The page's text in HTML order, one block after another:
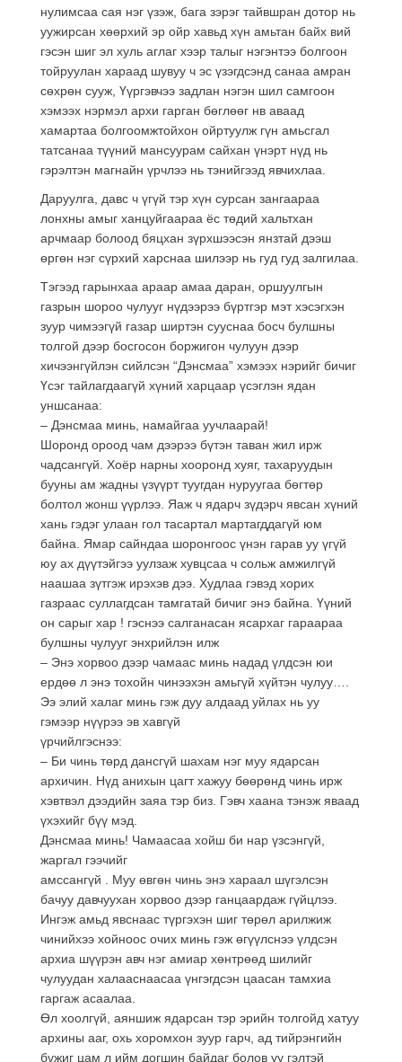
нулимсаа сая нэг үзэж, бага зэрэг тайвшран дотор нь
уужирсан хөөрхий эр ойр хавьд хүн амьтан байх вий
гэсэн шиг эл хуль аглаг хээр талыг нэгэнтээ болгоон
тойруулан хараад шувуу ч эс үзэгдсэнд санаа амран
сөхрөн сууж, Үүргэвчээ задлан нэгэн шил самгоон
хэмээх нэрмэл архи гарган бөглөөг нв аваад
хамартаа болгоомжтойхон ойртуулж гүн амьсгал
татсанаа түүний мансуурам сайхан үнэрт нүд нь
гэрэлтэн магнайн үрчлээ нь тэнийгээд явчихлаа.
Даруулга, давс ч үгүй тэр хүн сурсан зангаараа
лонхны амыг ханцуйгаараа ёс төдий хальтхан
арчмаар болоод бяцхан зүрхшээсэн янзтай дээш
өргөн нэг сүрхий харснаа шилээр нь гуд гуд залгилаа.
Тэгээд гарынхаа араар амаа даран, оршуулгын
газрын шороо чулууг нүдээрээ бүртгэр мэт хэсэгхэн
зуур чимээгүй газар ширтэн сууснаа босч булшны
толгой дээр босгосон боржигон чулуун дээр
хичээнгүйлэн сийлсэн “Дэнсмаа” хэмээх нэрийг бичиг
Үсэг тайлагдаагүй хүний харцаар үсэглэн ядан
уншсанаа:
– Дэнсмаа минь, намайгаа уучлаарай!
Шоронд ороод чам дээрээ бүтэн таван жил ирж
чадсангүй. Хоёр нарны хооронд хуяг, тахаруудын
бууны ам жадны үзүүрт туугдан нуруугаа бөгтөр
болтол жонш үүрлээ. Яаж ч ядарч зүдэрч явсан хүний
хань гэдэг улаан гол тасартал мартагддагүй юм
байна. Ямар сайндаа шоронгоос үнэн гарав уу үгүй
юу ах дүүтэйгээ уулзаж хувцсаа ч сольж амжилгүй
наашаа зүтгэж ирэхэв дээ. Худлаа гэвэд хорих
газраас суллагдсан тамгатай бичиг энэ байна. Үүний
он сарыг хар ! гэснээ салганасан ясархаг гараараа
булшны чулууг энхрийлэн илж
– Энэ хорвоо дээр чамаас минь надад үлдсэн юи
ердөө л энэ тохойн чинээхэн амьгүй хүйтэн чулуу….
Ээ элий халаг минь гэж дуу алдаад уйлах нь уу
гэмээр нүүрээ эв хавгүй
үрчийлгэснээ:
– Би чинь төрд дансгүй шахам нэг муу ядарсан
архичин. Нүд анихын цагт хажуу бөөрөнд чинь ирж
хэвтвэл дээдийн заяа тэр биз. Гэвч хаана тэнэж яваад
үхэхийг бүү мэд.
Дэнсмаа минь! Чамаасаа хойш би нар үзсэнгүй,
жаргал гээчийг
амссангүй . Муу өвгөн чинь энэ хараал шүгэлсэн
бачуу давчуухан хорвоо дээр ганцаардаж гүйцлээ.
Ингэж амьд явснаас түргэхэн шиг төрөл арилжиж
чинийхээ хойноос очих минь гэж өгүүлснээ үлдсэн
архиа шүүрэн авч нэг амиар хөнтрөөд шилийг
чулуудан халааснаасаа үнгэгдсэн цаасан тамхиа
гаргаж асаалаа.
Өл хоолгүй, аяншиж ядарсан тэр эрийн толгойд хатуу
архины ааг, охь хоромхон зуур гарч, ад тийрэнгийн
бүжиг цам л ийм догшин байдаг болов уу гэлтэй